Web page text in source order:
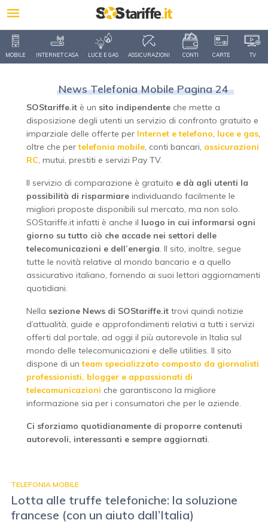
MOBILE INTERNET CASA LUCE E GAS ASSICURAZIONI CONTI CARTE TV
News Telefonia Mobile Pagina 24
SOStariffe.it è un sito indipendente che mette a
disposizione degli utenti un servizio di confronto gratuito e
imparziale delle offerte per Internet e telefono, luce e gas,
oltre che pertelefonia mobile, conti bancari, assicurazioni
RC, mutui, prestiti e servizi Pay TV.
Il servizio di comparazione è gratuito e dà agli utenti la
possibilità di risparmiare individuando facilmente le
migliori proposte disponibili sul mercato, ma non solo.
SOStariffe.it infatti è anche il luogo in cui informarsi ogni
giorno su tutto ciò che accade nei settori delle
telecomunicazioni e dell’energia. Il sito, inoltre, segue
tutte le novità relative al mondo bancario e a quello
assicurativo italiano, fornendo ai suoi lettori aggiornamenti
quotidiani.
Nella sezione News di SOStariffe.it trovi quindi notizie
d’attualità, guide e approfondimenti relativi a tutti i servizi
offerti dal portale, ad oggi il più autorevole in Italia sul
mondo delle telecomunicazioni e delle utilities. Il sito
dispone di unteam specializzato composto da giornalisti
professionisti, blogger e appassionati di
telecomunicazioni che garantiscono la migliore
informazione sia per i consumatori che per le aziende.
Ci sforziamo quotidianamente di proporre contenuti
autorevoli, interessanti e sempre aggiornati.
TELEFONIA MOBILE
Lotta alle truffe telefoniche: la soluzione
francese (con un aiuto dall’Italia)